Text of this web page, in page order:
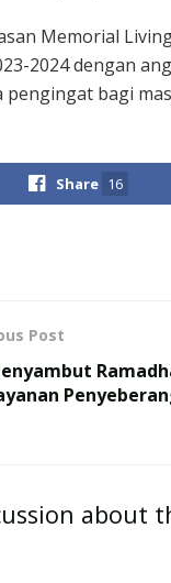
Memorial
2024 dengan
pengingat bagi
Share 16
Post
about